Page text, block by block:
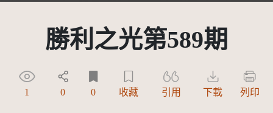
勝利之光第589期
1 0 0 收藏 引用 下載 列印